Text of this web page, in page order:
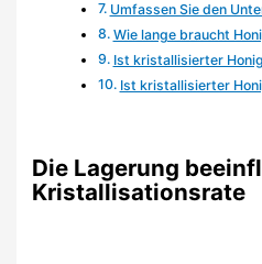
Umfassen Sie den
Wie lange braucht
Ist kristallisierter
Ist kristallisierter
Die Lagerung
Kristallisationsrate